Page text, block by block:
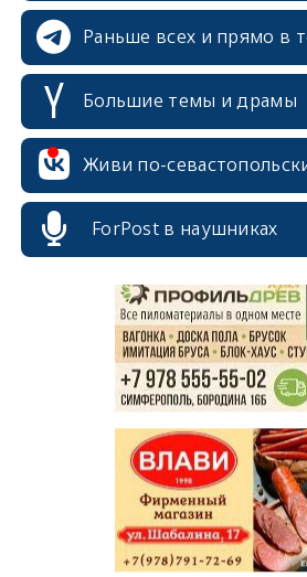
Раньше всех и прямо в
Большие темы и драмы
Живи по-
ForPost в наушниках